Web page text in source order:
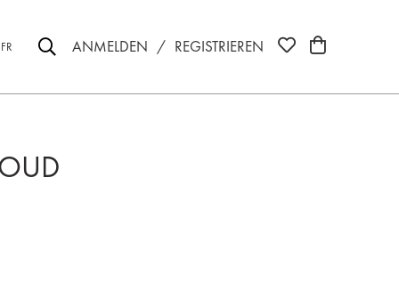
FR ANMELDEN / REGISTRIEREN